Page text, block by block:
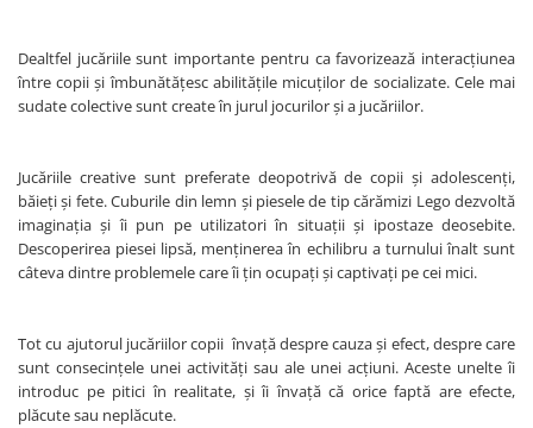
Topbright
Trefl
Wonderworld
Woody
Zoch
Dealtfel jucăriile sunt importante pentru ca favorizează interacțiunea
între copii şi îmbunătăţesc abilităţile micuţilor de socializate. Cele mai
sudate colective sunt create în jurul jocurilor şi a jucăriilor.
Jucăriile creative sunt preferate deopotrivă de copii şi adolescenţi,
băieţi şi fete. Cuburile din lemn şi piesele de tip cărămizi Lego dezvoltă
imaginaţia şi îi pun pe utilizatori în situații și ipostaze deosebite.
Descoperirea piesei lipsă, menţinerea în echilibru a turnului înalt sunt
câteva dintre problemele care îi ţin ocupaţi şi captivaţi pe cei mici.
Tot cu ajutorul jucăriilor copii învaţă despre cauza şi efect, despre care
sunt consecințele unei activități sau ale unei acţiuni. Aceste unelte îi
introduc pe pitici în realitate, şi îi învață că orice faptă are efecte,
plăcute sau neplăcute.